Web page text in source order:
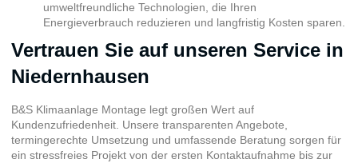
umweltfreundliche Technologien, die Ihren
Energieverbrauch reduzieren und langfristig Kosten sparen.
Vertrauen Sie auf unseren Service in
Niedernhausen
B&S Klimaanlage Montage legt großen Wert auf
Kundenzufriedenheit. Unsere transparenten Angebote,
termingerechte Umsetzung und umfassende Beratung sorgen für
ein stressfreies Projekt von der ersten Kontaktaufnahme bis zur